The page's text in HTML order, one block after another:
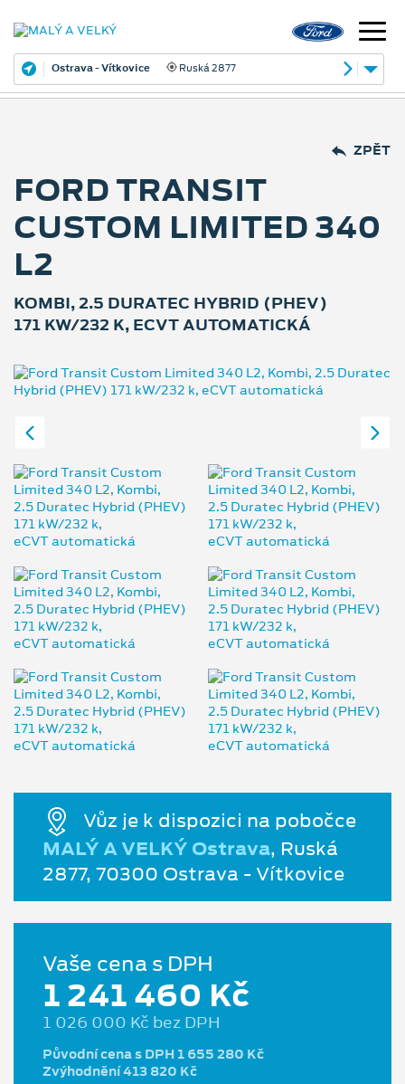
Ostrava - Vítkovice Ruská 2877
ZPĚT
FORD TRANSIT
CUSTOM LIMITED 340
L2
KOMBI, 2.5 DURATEC HYBRID (PHEV)
171 KW/232 K, ECVT AUTOMATICKÁ
Vůz je k dispozici na pobočce
MALÝ A VELKÝ Ostrava, Ruská
2877, 70300 Ostrava - Vítkovice
Vaše cena s DPH
1 241 460 Kč
1 026 000 Kč bez DPH
Původní cena s DPH 1 655 280 Kč
Zvýhodnění 413 820 Kč